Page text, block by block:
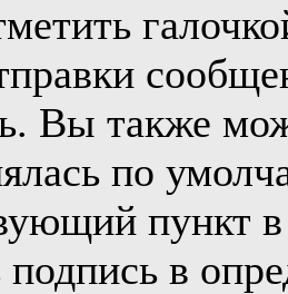
Вы также
по
пункт
подпись в